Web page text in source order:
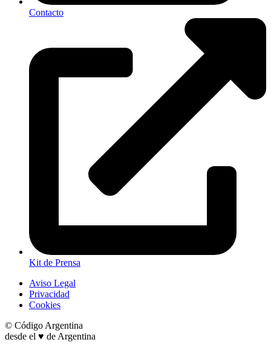
Contacto
Kit de Prensa
Aviso Legal
Privacidad
Cookies
© Código Argentina
desde el ♥ de Argentina